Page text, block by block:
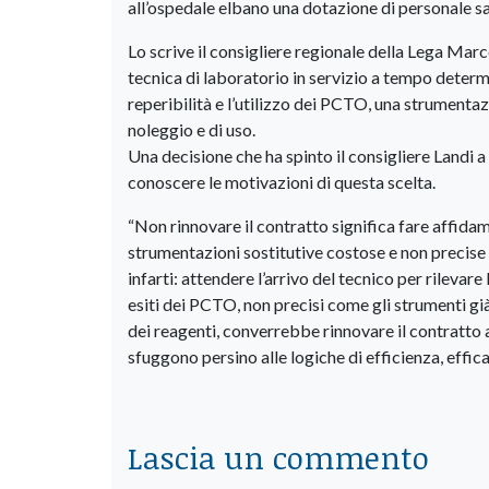
all’ospedale elbano una dotazione di personale
Lo scrive il consigliere regionale della Lega
tecnica di laboratorio in servizio a tempo
reperibilità e l’utilizzo dei PCTO, una
noleggio e di uso.
Una decisione che ha spinto il consigliere Landi
conoscere le motivazioni di questa scelta.
“Non rinnovare il contratto significa fare
strumentazioni sostitutive costose e non
infarti: attendere l’arrivo del tecnico per
esiti dei PCTO, non precisi come gli strumenti
dei reagenti, converrebbe rinnovare il contratto
sfuggono persino alle logiche di efficienza,
Lascia un commento